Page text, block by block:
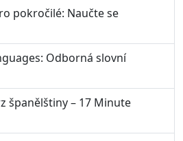
pokročilé: Naučte se
Odborná slovní
španělštiny – 17 Minute